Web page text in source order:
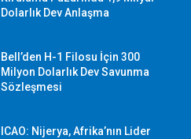
Dolarlık Dev Anlaşma
Bell’den H-1 Filosu İçin 300
Milyon Dolarlık Dev Savunma
Sözleşmesi
ICAO: Nijerya, Afrika’nın Lider